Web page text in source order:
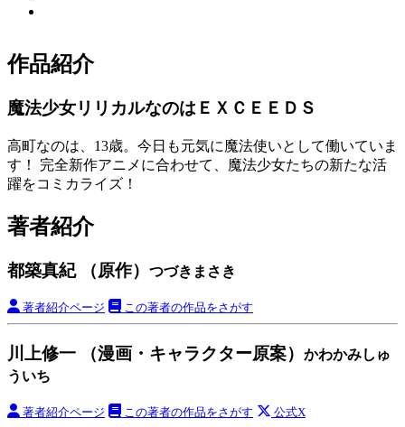
作品紹介
魔法少女リリカルなのはＥＸＣＥＥＤＳ
高町なのは、13歳。今日も元気に魔法使いとして働いていま
す！ 完全新作アニメに合わせて、魔法少女たちの新たな活
躍をコミカライズ！
著者紹介
都築真紀 （原作） つづきまさき
著者紹介ページ この著者の作品をさがす
川上修一 （漫画・キャラクター原案）
かわかみしゅ
ういち
著者紹介ページ この著者の作品をさがす 公式X